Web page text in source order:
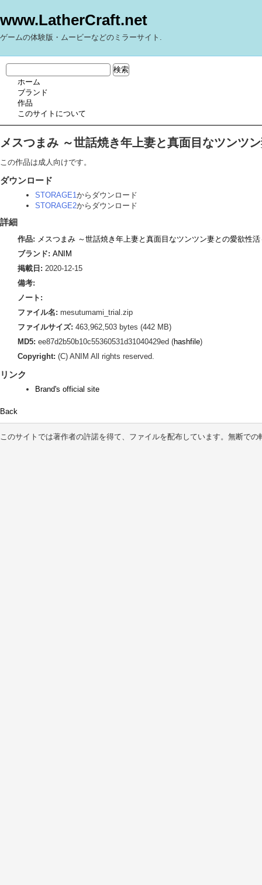
www.LatherCraft.net
ゲームの体験版・ムービーなどのミラーサイト.
ホーム
ブランド
作品
このサイトについて
メスつまみ ～世話焼き年上妻と真面目なツンツ
この作品は成人向けです。
ダウンロード
STORAGE1からダウンロード
STORAGE2からダウンロード
詳細
作品: メスつまみ ～世話焼き年上妻と真面目なツンツン妻との愛欲性活
ブランド: ANIM
掲載日: 2020-12-15
備考:
ノート:
ファイル名: mesutumami_trial.zip
ファイルサイズ: 463,962,503 bytes (442 MB)
MD5: ee87d2b50b10c55360531d31040429ed (hashfile)
Copyright: (C) ANIM All rights reserved.
リンク
Brand's official site
Back
このサイトでは著作者の許諾を得て、ファイルを配布しています。無断での